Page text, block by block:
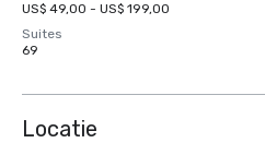
US$ 49,00 - US$ 199,00
Suites
69
Locatie